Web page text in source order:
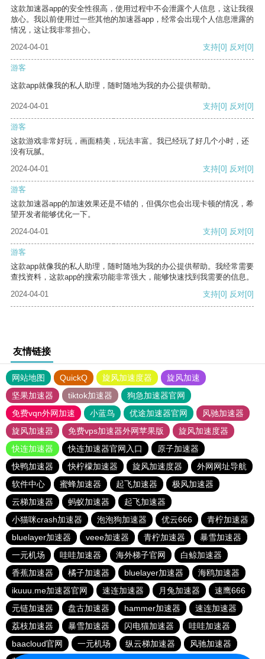
这款加速器app的安全性很高，使用过程中不会泄露个人信息，这让我很
放心。我以前使用过一些其他的加速器app，经常会出现个人信息泄露的
情况，这让我非常担心。
2024-04-01
支持[0] 反对[0]
游客
这款app就像我的私人助理，随时随地为我的办公提供帮助。
2024-04-01 支持[0] 反对[0]
游客
这款游戏非常好玩，画面精美，玩法丰富。我已经玩了好几个小时，还
没有玩腻。
2024-04-01
支持[0] 反对[0]
游客
这款加速器app的加速效果还是不错的，但偶尔也会出现卡顿的情况，希
望开发者能够优化一下。
2024-04-01
支持[0] 反对[0]
游客
这款app就像我的私人助理，随时随地为我的办公提供帮助。我经常需要
查找资料，这款app的搜索功能非常强大，能够快速找到我需要的信息。
2024-04-01
支持[0] 反对[0]
友情链接
网站地图 QuickQ 旋风加速度器
旋风加速
坚果加速器
tiktok加速器
狗急加速器官网
免费vqn外网加速
小蓝鸟 优途加速器官网
风驰加速器
旋风加速器
免费vps加速器外网苹果版
旋风加速度器
快连加速器
快连加速器官网入口
原子加速器
快鸭加速器
快柠檬加速器 旋风加速度器
外网网址导航
软件中心
蜜蜂加速器 起飞加速器
极风加速器
云梯加速器
蚂蚁加速器
起飞加速器
小猫咪crash加速器
泡泡狗加速器 优云666
青柠加速器
bluelayer加速器
veee加速器 青柠加速器
暴雪加速器
一元机场
哇哇加速器 海外梯子官网
白鲸加速器
香蕉加速器
橘子加速器 bluelayer加速器
海鸥加速器
ikuuu.me加速器官网
速连加速器 月兔加速器
速鹰666
元链加速器
盘古加速器 hammer加速器
速连加速器
荔枝加速器
暴雪加速器 闪电猫加速器
哇哇加速器
baacloud官网
一元机场 纵云梯加速器
风驰加速器